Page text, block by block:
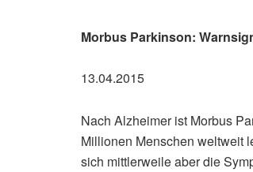
Morbus Parkinson:
13.04.2015
Nach Alzheimer ist Morbus
Millionen Menschen weltweit
sich mittlerweile aber die